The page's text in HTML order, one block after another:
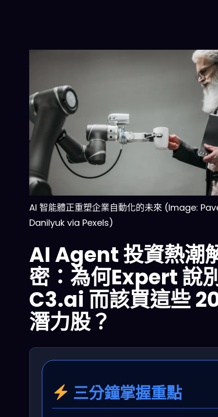
AI 智能體正重塑企業自動化的未來 (Image:
Danilyuk via Pexels)
AI Agent 投資熱潮
密：為何Expert 說
C3.ai 而該買這些
潛力股？
三分鐘掌握重點